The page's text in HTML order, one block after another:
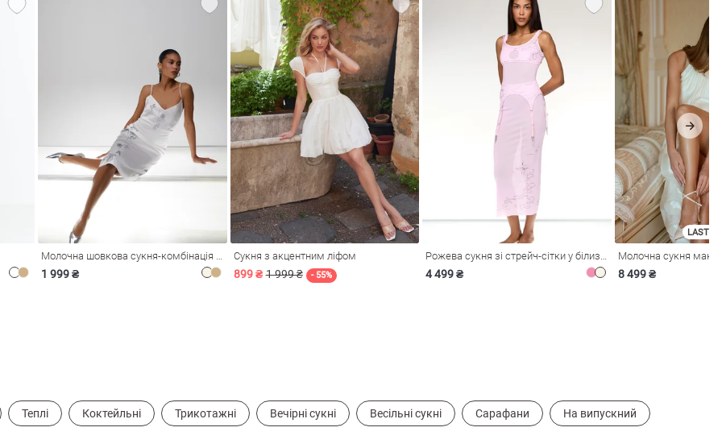
1 999 ₴
Сукня з акцентним ліфом
899 ₴ 1 999 ₴ - 55% 4 499 ₴
LAST
8 499 ₴
Теплі Коктейльні Трикотажні Вечірні сукні Весільні сукні Сарафани На випускний